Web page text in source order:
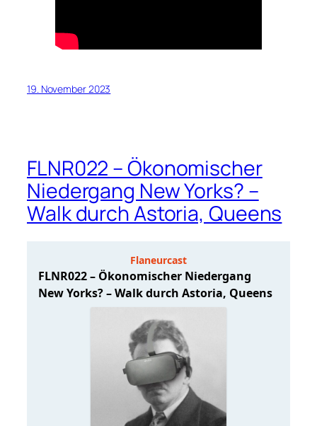
19. November 2023
FLNR022 – Ökonomischer
Niedergang New Yorks? –
Walk durch Astoria, Queens